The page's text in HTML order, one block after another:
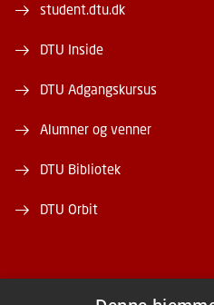
student.dtu.dk
DTU Inside
DTU Adgangskursus
Alumner og venner
DTU Bibliotek
DTU Orbit